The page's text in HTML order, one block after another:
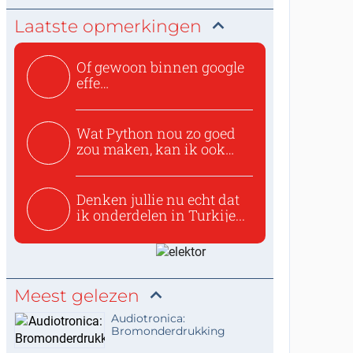
Laatste opmerkingen
Of gewoon binnen google
effe
Wat Python nou zo goed
zou maken, kan ik ook
Denken jullie nu echt dat
ik onderdelen in Turkije...
Meest gelezen
Audiotronica:
Bromonderdrukking